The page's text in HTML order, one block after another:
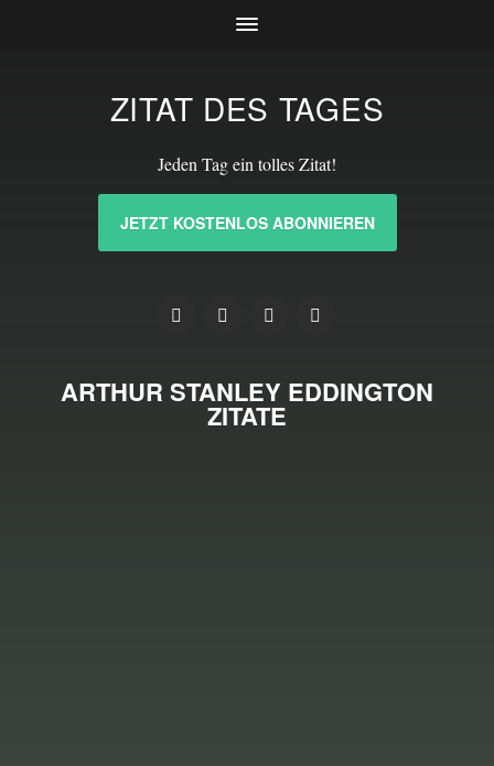
ZITAT DES TAGES
Jeden Tag ein tolles Zitat!
JETZT KOSTENLOS ABONNIEREN
ARTHUR STANLEY EDDINGTON
ZITATE